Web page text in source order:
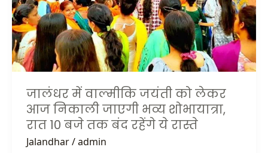
जालंधर में वाल्मीकि जयंती को लेकर
आज निकाली जाएगी भव्य शोभायात्रा,
रात 10 बजे तक बंद रहेंगे ये रास्ते
Jalandhar/admin
निकाली
जाएगी
भव्य
शोभायात्रा,
रात
10
बजे
तक
बंद
रहेंगे